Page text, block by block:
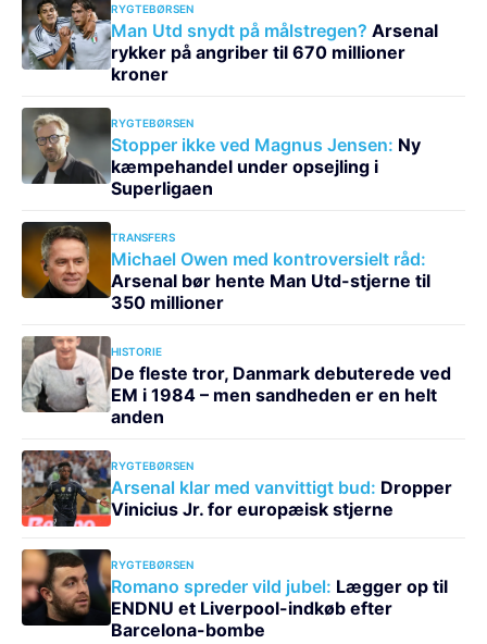
RYGTEBØRSEN
Man Utd snydt på målstregen? Arsenal
rykker på angriber til 670 millioner
kroner
RYGTEBØRSEN
Stopper ikke ved Magnus Jensen: Ny
kæmpehandel under opsejling i
Superligaen
TRANSFERS
Michael Owen med kontroversielt råd:
Arsenal bør hente Man Utd-stjerne til
350 millioner
HISTORIE
De fleste tror, Danmark debuterede ved
EM i 1984 – men sandheden er en helt
anden
RYGTEBØRSEN
Arsenal klar med vanvittigt bud: Dropper
Vinicius Jr. for europæisk stjerne
RYGTEBØRSEN
Romano spreder vild jubel: Lægger op til
ENDNU et Liverpool-indkøb efter
Barcelona-bombe